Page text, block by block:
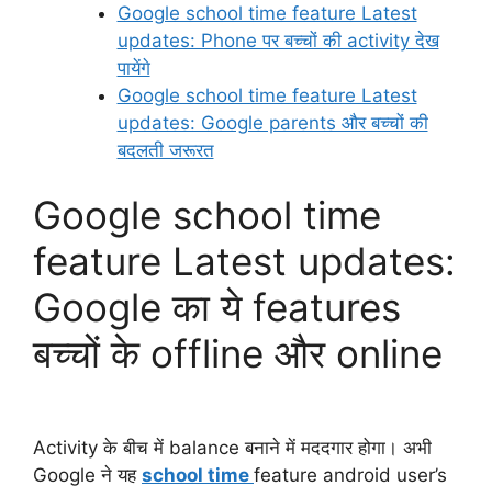
Google school time feature Latest
updates: Phone पर बच्चों की activity देख
पायेंगे
Google school time feature Latest
updates: Google parents और बच्चों की
बदलती जरूरत
Google school time
feature Latest updates:
Google का ये features
बच्चों के offline और online
Activity के बीच में balance बनाने में मददगार होगा। अभी
Google ने यह school time feature android user’s